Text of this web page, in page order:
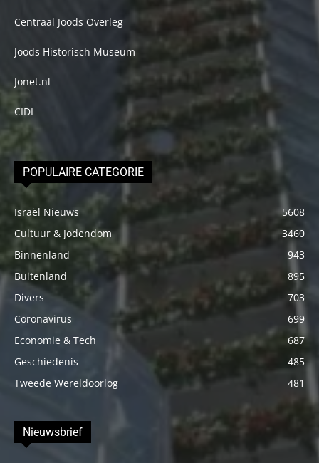
Centraal Joods Overleg
Joods Historisch Museum
Jonet.nl
CIDI
POPULAIRE CATEGORIE
Israël Nieuws
5608
Cultuur & Jodendom
3460
Binnenland
943
Buitenland
895
Divers
703
Coronavirus
699
Economie & Tech
687
Geschiedenis
485
Tweede Wereldoorlog
481
Nieuwsbrief